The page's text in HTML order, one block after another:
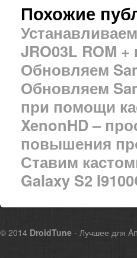
Похожие
JRO03L ROM
Обновляем
Обновляем
при помощи
XenonHD –
повышения
Ставим
Galaxy S2
© 2014 DroidTune - Лучшее для